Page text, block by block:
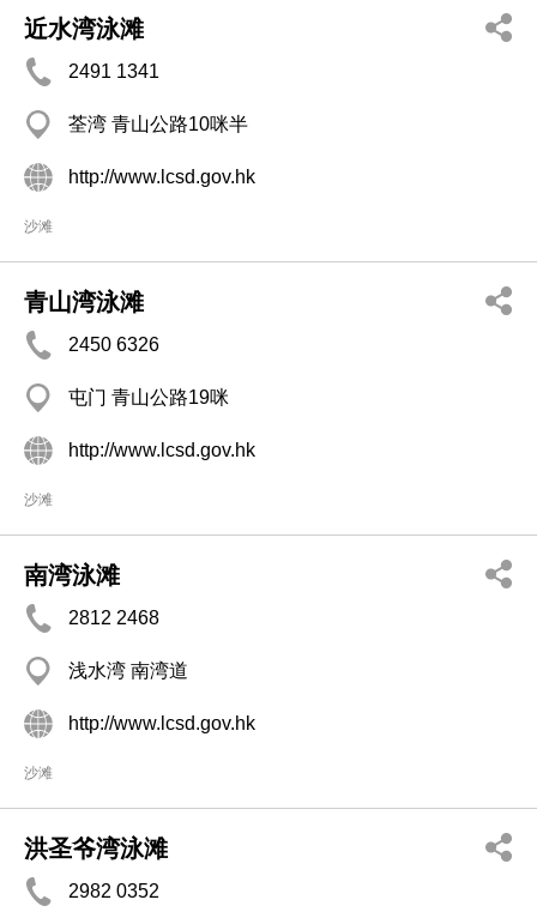
近水湾泳滩
2491 1341
荃湾 青山公路10咪半
http://www.lcsd.gov.hk
沙滩
青山湾泳滩
2450 6326
屯门 青山公路19咪
http://www.lcsd.gov.hk
沙滩
南湾泳滩
2812 2468
浅水湾 南湾道
http://www.lcsd.gov.hk
沙滩
洪圣爷湾泳滩
2982 0352